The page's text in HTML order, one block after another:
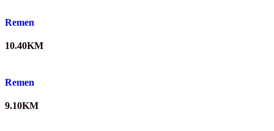
Remen
10.40KM
Remen
9.10KM